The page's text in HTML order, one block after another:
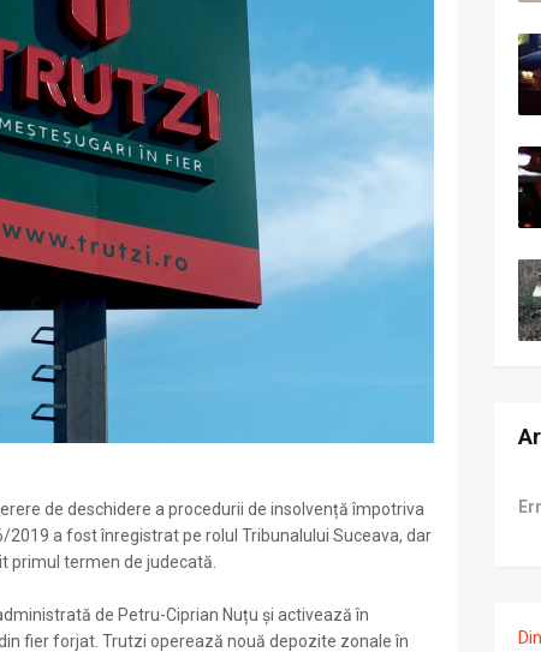
de deschidere a procedurii de insolvență împotriva
2019 a fost înregistrat pe rolul Tribunalului Suceava, dar
primul termen de judecată.
de Petru-Ciprian Nuțu și activează în
fier forjat. Trutzi operează nouă depozite zonale în